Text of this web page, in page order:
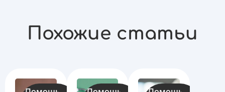
Похожие статьи